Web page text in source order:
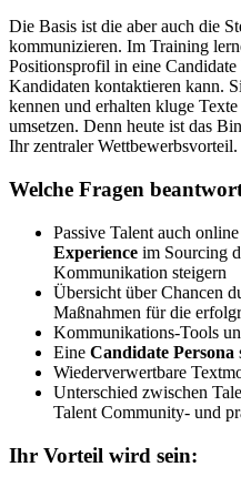
Die Basis ist die aber auch die
kommunizieren. Im Training
Positionsprofil in eine
Kandidaten kontaktieren kann.
kennen und erhalten kluge
umsetzen. Denn heute ist das
Ihr zentraler Wettbewerbsvorteil.
Welche Fragen
Passive Talent auch
Experience im Sourcing
Kommunikation steigern
Übersicht über Chancen
Maßnahmen für die
Kommunikations-Tools
Eine Candidate Persona
Wiederverwertbare
Unterschied zwischen
Talent Community- und
Ihr Vorteil wird sein: